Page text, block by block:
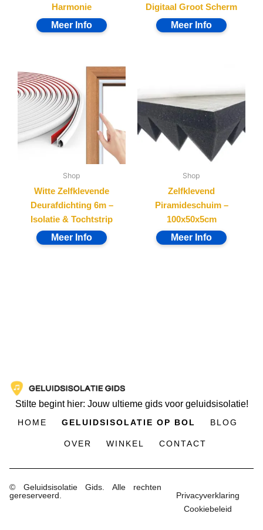
Harmonie
Digitaal Groot Scherm
Shop
Witte Zelfklevende
Deurafdichting 6m –
Isolatie & Tochtstrip
Shop
Zelfklevend
Piramideschuim –
100x50x5cm
Stilte begint hier: Jouw ultieme gids voor geluidsisolatie!
HOME GELUIDSISOLATIE OP BOL BLOG
OVER WINKEL CONTACT
© Geluidsisolatie Gids. Alle rechten
gereserveerd.
Privacyverklaring
Cookiebeleid